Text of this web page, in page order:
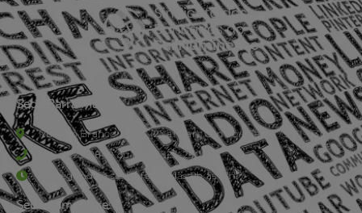
Sede Barra Mansa
Rua Rio Branco, nº107 (2º andar), Centro - Cep: 27.330-030
(24) 3323-2848 ou (24) 3323-2500
De segunda à sexta-feira , das 9h às 17h.
Sede Campestre: